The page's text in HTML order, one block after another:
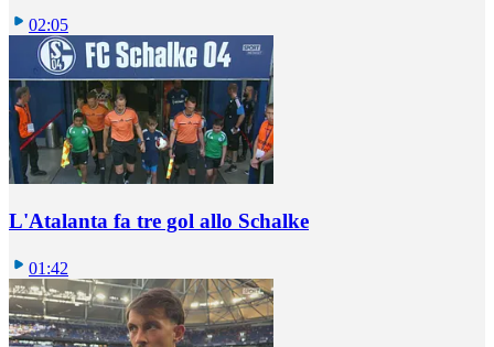
02:05
L'Atalanta fa tre gol allo Schalke
01:42